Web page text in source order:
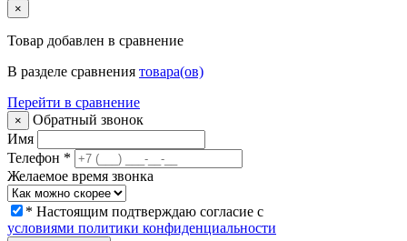
×
Товар добавлен в сравнение
В разделе сравнения товара(ов)
Перейти в сравнение
×
Обратный звонок
Имя
Телефон *
Желаемое время звонка
* Настоящим подтверждаю согласие с
условиями политики конфиденциальности